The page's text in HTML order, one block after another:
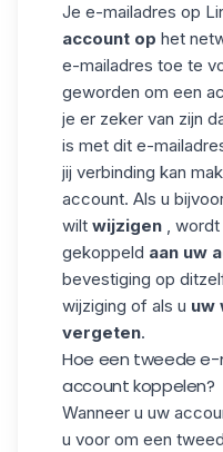
Je e-mailadres op
account op het
e-mailadres toe te
geworden om een
je er zeker van zijn
is met dit e-
jij verbinding kan
account. Als u
wilt wijzigen ,
gekoppeld aan uw
bevestiging op
wijziging of als u uw
vergeten.
Hoe een tweede e-
account koppelen?
Wanneer u uw
u voor om een